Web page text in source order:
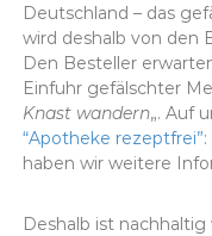
Deutschland – das
wird deshalb von den
Den Besteller
Einfuhr gefälschter
Knast wandern„. Auf
“Apotheke
haben wir weitere
Deshalb ist